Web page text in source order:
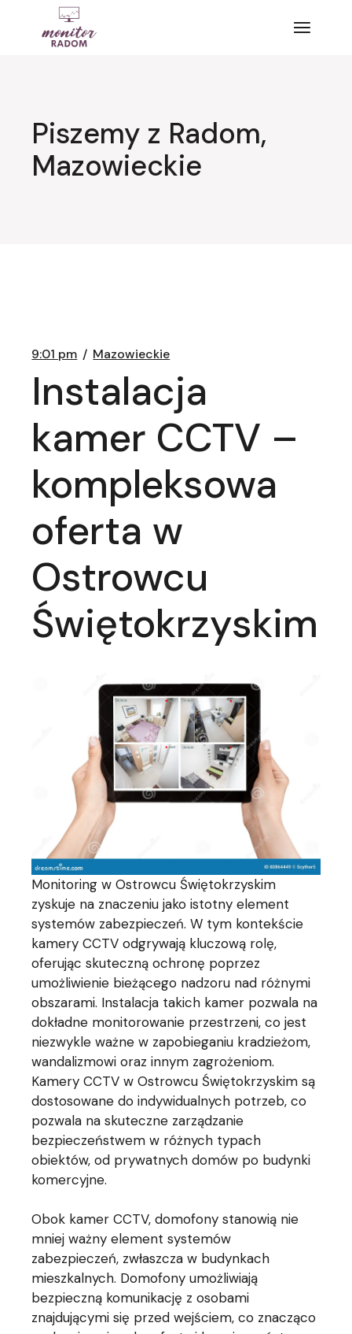
Piszemy z Radom,
Mazowieckie
9:01 pm Mazowieckie
Instalacja
kamer CCTV –
kompleksowa
oferta w
Ostrowcu
Świętokrzyskim
Monitoring w Ostrowcu Świętokrzyskim
zyskuje na znaczeniu jako istotny element
systemów zabezpieczeń. W tym kontekście
kamery CCTV odgrywają kluczową rolę,
oferując skuteczną ochronę poprzez
umożliwienie bieżącego nadzoru nad różnymi
obszarami. Instalacja takich kamer pozwala na
dokładne monitorowanie przestrzeni, co jest
niezwykle ważne w zapobieganiu kradzieżom,
wandalizmowi oraz innym zagrożeniom.
Kamery CCTV w Ostrowcu Świętokrzyskim są
dostosowane do indywidualnych potrzeb, co
pozwala na skuteczne zarządzanie
bezpieczeństwem w różnych typach
obiektów, od prywatnych domów po budynki
komercyjne.
Obok kamer CCTV, domofony stanowią nie
mniej ważny element systemów
zabezpieczeń, zwłaszcza w budynkach
mieszkalnych. Domofony umożliwiają
bezpieczną komunikację z osobami
znajdującymi się przed wejściem, co znacząco